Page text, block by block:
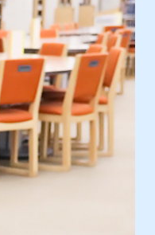
へ
学生の方へ
へ
学生の方へ
へ
学生の方へ
へ
学生の方へ
へ
学生の方へ